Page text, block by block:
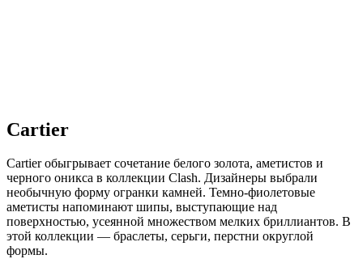
Cartier
Cartier обыгрывает сочетание белого золота, аметистов и
черного оникса в коллекции Clash. Дизайнеры выбрали
необычную форму огранки камней. Темно-фиолетовые
аметисты напоминают шипы, выступающие над
поверхностью, усеянной множеством мелких бриллиантов. В
этой коллекции — браслеты, серьги, перстни округлой
формы.